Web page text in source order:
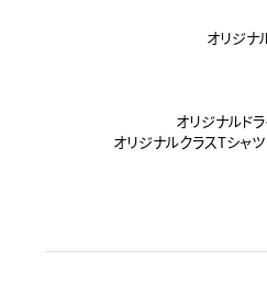
オリジナ
オリジナルド
オリジナルクラスTシャツ